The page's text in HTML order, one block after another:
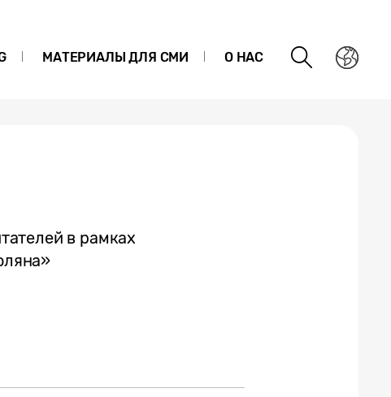
МАТЕРИАЛЫ ДЛЯ СМИ О НАС
в рамках